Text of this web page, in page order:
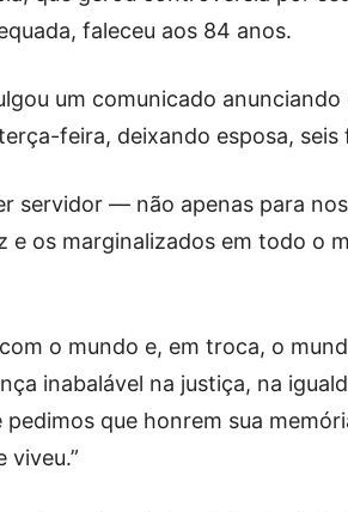
faleceu aos 84 anos.
um comunicado
feira, deixando esposa,
servidor — não apenas para
e os marginalizados em todo o
o mundo e, em troca, o
inabalável na justiça, na
pedimos que honrem sua
viveu.”